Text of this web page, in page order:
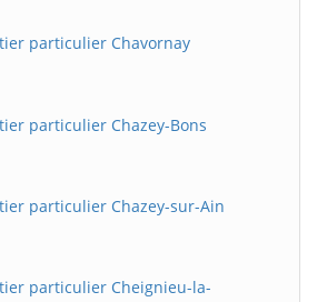
particulier Chavornay
particulier Chazey-Bons
particulier Chazey-sur-Ain
particulier Cheignieu-la-